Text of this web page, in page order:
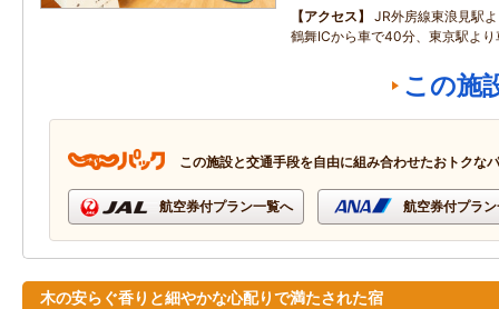
アクセス
JR外房線東浪見駅
鶴舞ICから車で40分、東京駅よ
この施
この施設と交通手段を自由に組み合わせたおトクな
航空券付プラン一覧へ 航空券付プラ
木の安らぐ香りと細やかな心配りで満たされた宿